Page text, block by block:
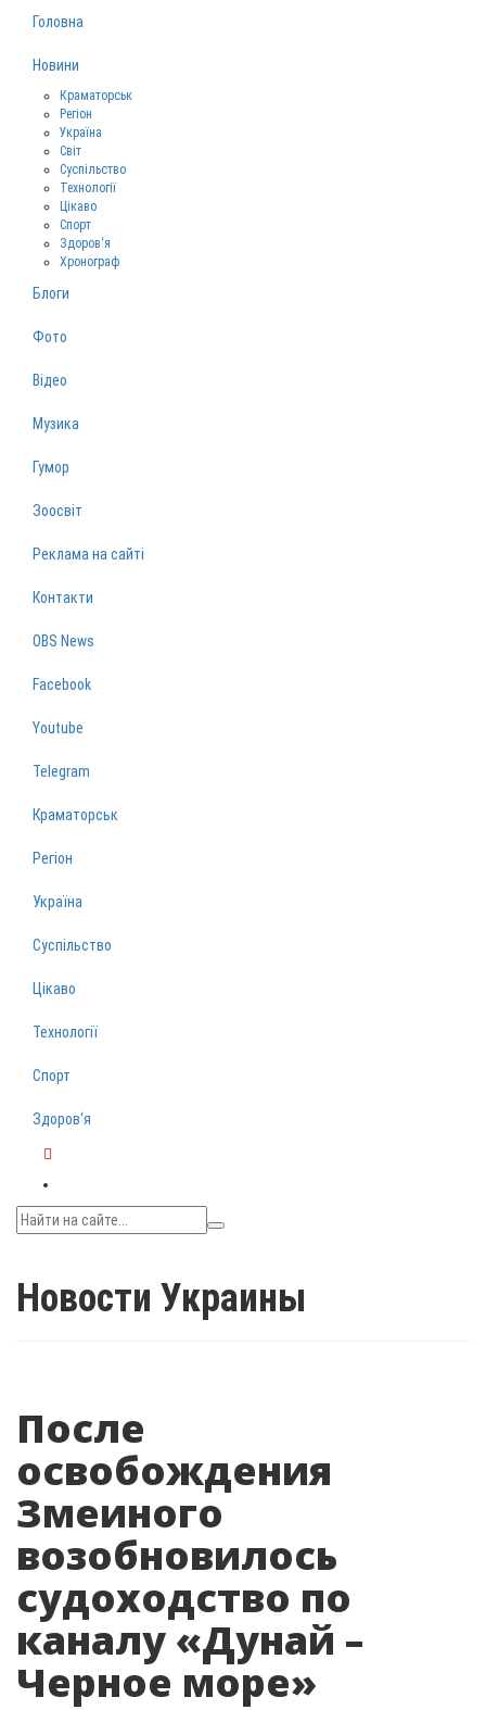
Головна
Новини
Краматорськ
Регіон
Україна
Світ
Суспільство
Технології
Цікаво
Спорт
Здоров‘я
Хронограф
Блоги
Фото
Відео
Музика
Гумор
Зоосвіт
Реклама на сайті
Контакти
OBS News
Facebook
Youtube
Telegram
Краматорськ
Регіон
Україна
Суспільство
Цікаво
Технології
Спорт
Здоров‘я
Новости Украины
После
освобождения
Змеиного
возобновилось
судоходство по
каналу «Дунай –
Черное море»